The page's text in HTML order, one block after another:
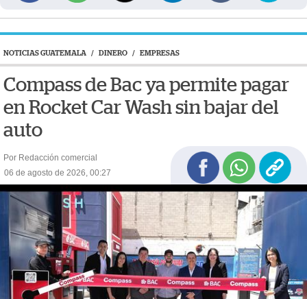
NOTICIAS GUATEMALA / DINERO / EMPRESAS
Compass de Bac ya permite pagar
en Rocket Car Wash sin bajar del
auto
Por Redacción comercial
06 de agosto de 2026, 00:27